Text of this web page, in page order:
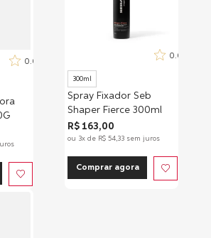
0.0
0.0
300ml
Spray Fixador Seb
Shaper Fierce 300ml
R$ 163,00
ou 3x de R$ 54,33 sem juros
Comprar agora